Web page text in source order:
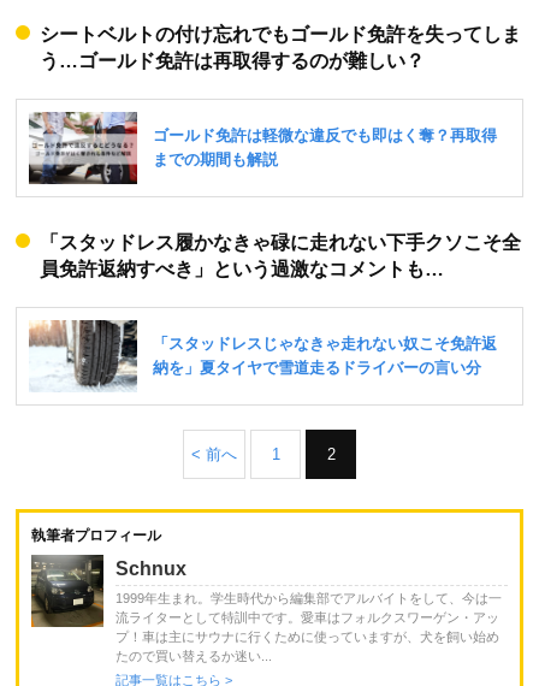
シートベルトの付け忘れでもゴールド免許を失ってしま
う…ゴールド免許は再取得するのが難しい？
「スタッドレス履かなきゃ碌に走れない下手クソこそ全
員免許返納すべき」という過激なコメントも…
< 前へ 1 2
執筆者プロフィール
Schnux
1999年生まれ。学生時代から編集部でアルバイトをして、今は一
流ライターとして特訓中です。愛車はフォルクスワーゲン・アッ
プ！車は主にサウナに行くために使っていますが、犬を飼い始め
たので買い替えるか迷い...
記事一覧はこちら >